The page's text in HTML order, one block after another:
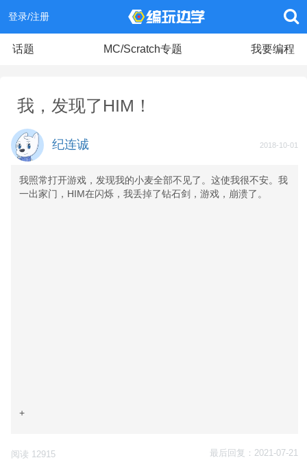
登录/注册
话题 MC/Scratch专题 我要编程
我，发现了HIM！
纪连诚 2018-10-01
我照常打开游戏，发现我的小麦全部不见了。这使我很不安。我
一出家门，HIM在闪烁，我丢掉了钻石剑，游戏，崩溃了。
+
阅读 12915 最后回复：2021-07-21